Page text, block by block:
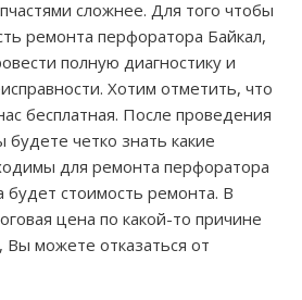
сложнее. Для того чтобы
ремонта перфоратора Байкал,
полную диагностику и
Хотим отметить, что
бесплатная. После проведения
будете четко знать какие
для ремонта перфоратора
будет стоимость ремонта. В
цена по какой-то причине
Вы можете отказаться от